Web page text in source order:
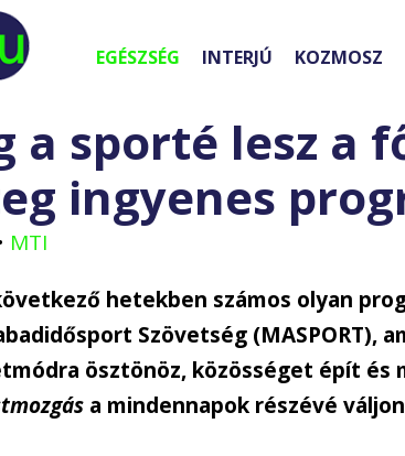
EGÉSZSÉG INTERJÚ KOZMOSZ
a sporté lesz a
ingyenes
MTI
hetekben számos olyan
Szövetség (MASPORT),
ösztönöz, közösséget épít és
a mindennapok részévé